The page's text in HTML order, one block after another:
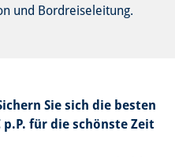
und Bordreiseleitung.
Sie sich die besten
p.P. für die schönste Zeit